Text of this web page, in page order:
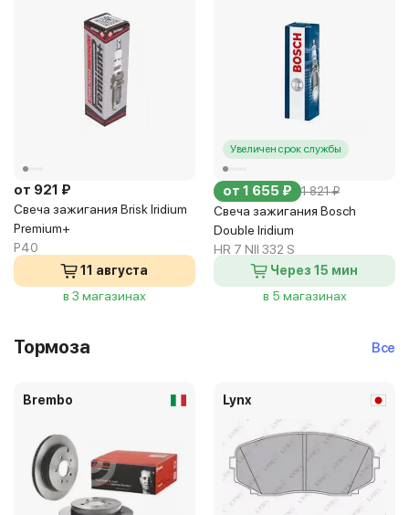
от 921 ₽
Свеча зажигания Brisk Iridium
Premium+
P40
11 августа
в 3 магазинах
Увеличен срок службы
от 1 655 ₽ 1 821 ₽
Свеча зажигания Bosch
Double Iridium
HR 7 NII 332 S
Через 15 мин
в 5 магазинах
Тормоза Все
Brembo Lynx